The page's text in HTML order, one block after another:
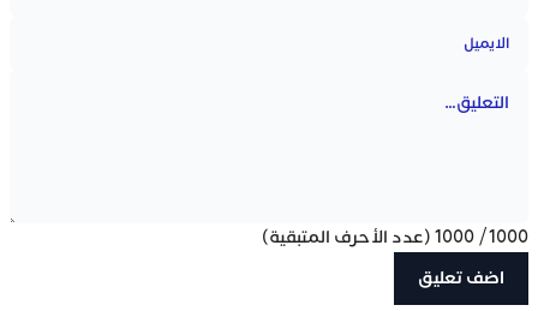
1000
/
1000 (عدد الأحرف المتبقية)